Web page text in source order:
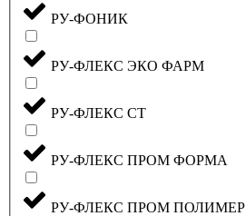
РУ-ФОНИК
РУ-ФЛЕКС ЭКО ФАРМ
РУ-ФЛЕКС СТ
РУ-ФЛЕКС ПРОМ ФОРМА
РУ-ФЛЕКС ПРОМ ПОЛИМЕР